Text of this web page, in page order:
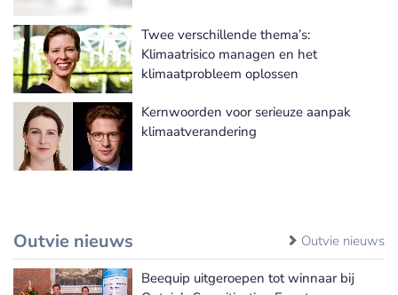
Twee verschillende thema’s:
Klimaatrisico managen en het
klimaatprobleem oplossen
Kernwoorden voor serieuze aanpak
klimaatverandering
Outvie nieuws Outvie nieuws
Beequip uitgeroepen tot winnaar bij